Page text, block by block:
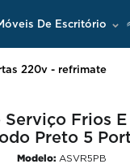
De Escritório
220v - refrimate
Serviço Frios
Preto 5
Modelo: ASVR5PB